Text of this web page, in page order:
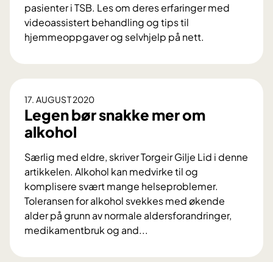
e
t
pasienter i TSB. Les om deres erfaringer med
videoassistert behandling og tips til
hjemmeoppgaver og selvhjelp på nett.
i
d
e
o
a
s
s
i
s
t
e
r
b
17. AUGUST 2020
Legen bør snakke mer om
alkohol
Særlig med eldre, skriver Torgeir Gilje Lid i denne
artikkelen. Alkohol kan medvirke til og
komplisere svært mange helseproblemer.
Toleransen for alkohol svekkes med økende
alder på grunn av normale aldersforandringer,
medikamentbruk og and...
e